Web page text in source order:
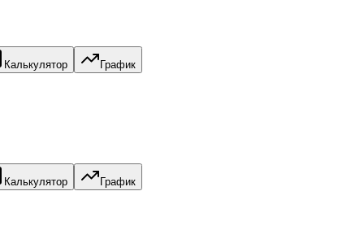
Калькулятор График
Калькулятор График